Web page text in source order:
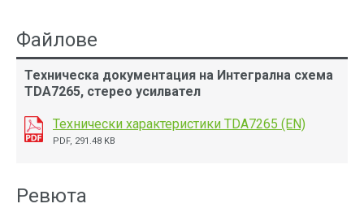
Файлове
Техническа документация на Интегрална схема
TDA7265, стерео усилвател
Технически характеристики TDA7265 (EN)
PDF, 291.48 KB
Ревюта